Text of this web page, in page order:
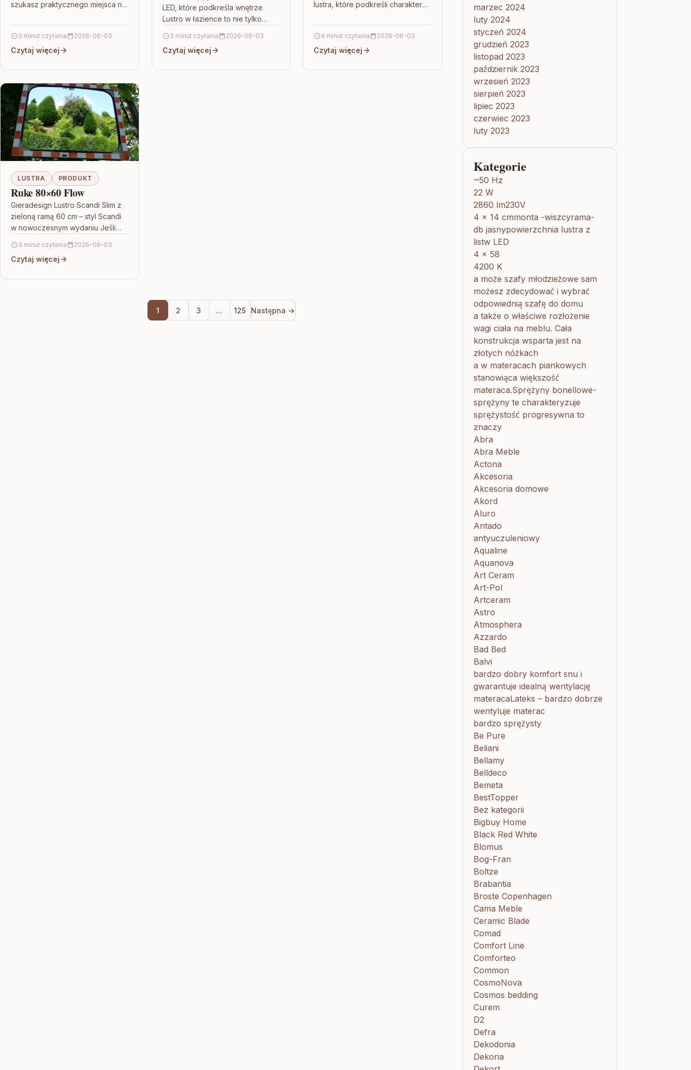
szukasz praktycznego miejsca na
chcesz, by wnętrze wyglądało
spójnie, szara szafa…
3 minut czytania 2026-06-03
Czytaj więcej
Icon Wzór Organic
(HP7486G0000)
LED, które podkreśla wnętrze
Lustro w łazience to nie tylko
pielęgnacji, ale też ważny…
3 minut czytania 2026-06-03
Czytaj więcej
lustra, które podkreśli charakter
wygodne w codziennym
użytkowaniu, dobrym wyborem
jest Lustro Łazienkowe…
4 minut czytania 2026-06-03
Czytaj więcej
LUSTRA PRODUKT
Ruke 80×60 Flow
Gieradesign Lustro Scandi Slim z
zieloną ramą 60 cm – styl Scandi
w nowoczesnym wydaniu Jeśli
jednocześnie funkcjonalnego
dodatku do wnętrza,…
3 minut czytania 2026-06-03
Czytaj więcej
1 2 3 … 125 Następna →
marzec 2024
luty 2024
styczeń 2024
grudzień 2023
listopad 2023
październik 2023
wrzesień 2023
sierpień 2023
lipiec 2023
czerwiec 2023
luty 2023
Kategorie
~50 Hz
22 W
2860 lm230V
4 x 14 cmmonta -wiszcyrama-
db jasnypowierzchnia lustra z
listw LED
4 x 58
4200 K
a może szafy młodzieżowe sam
możesz zdecydować i wybrać
odpowiednią szafę do domu
a także o właściwe rozłożenie
wagi ciała na meblu. Cała
konstrukcja wsparta jest na
złotych nóżkach
a w materacach piankowych
stanowiąca większość
materaca.Sprężyny bonellowe-
sprężyny te charakteryzuje
sprężystość progresywna to
znaczy
Abra
Abra Meble
Actona
Akcesoria
Akcesoria domowe
Akord
Aluro
Antado
antyuczuleniowy
Aqualine
Aquanova
Art Ceram
Art-Pol
Artceram
Astro
Atmosphera
Azzardo
Bad Bed
Balvi
bardzo dobry komfort snu i
gwarantuje idealną wentylację
materacaLateks – bardzo dobrze
wentyluje materac
bardzo sprężysty
Be Pure
Beliani
Bellamy
Belldeco
Bemeta
BestTopper
Bez kategorii
Bigbuy Home
Black Red White
Blomus
Bog-Fran
Boltze
Brabantia
Broste Copenhagen
Cama Meble
Ceramic Blade
Comad
Comfort Line
Comforteo
Common
CosmoNova
Cosmos bedding
Curem
D2
Defra
Dekodonia
Dekoria